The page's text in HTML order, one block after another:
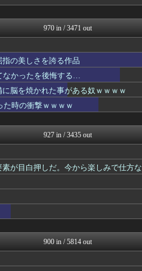
ガンダムブログ（情報戦仕様...
異世界転生まとめ速報
アニチャット
ぴこ速(〃'∇'〃)？
あぁ^～こころがぴょんぴょ...
ガンダムブログ（情報戦仕様...
最強ジャンプ放送局
プリキュアのまとめ
ぐら速 -声優まとめ速報-
アニメつぶやき速報‼︎
ジャンプ速報
ニュー速VIPブログ(`･...
あぁ^～こころがぴょんぴょ...
それからの出来事() アイ...
プリキュアのまとめ
アニチャット
ジャンプ速報
970 in / 3471 out
の美しさを誇る作品
なかったを後悔する…
脳を焼かれた事がある奴ｗｗｗｗ
た時の衝撃ｗｗｗｗ
927 in / 3435 out
が目白押しだ。今から楽しみで仕方
900 in / 5814 out